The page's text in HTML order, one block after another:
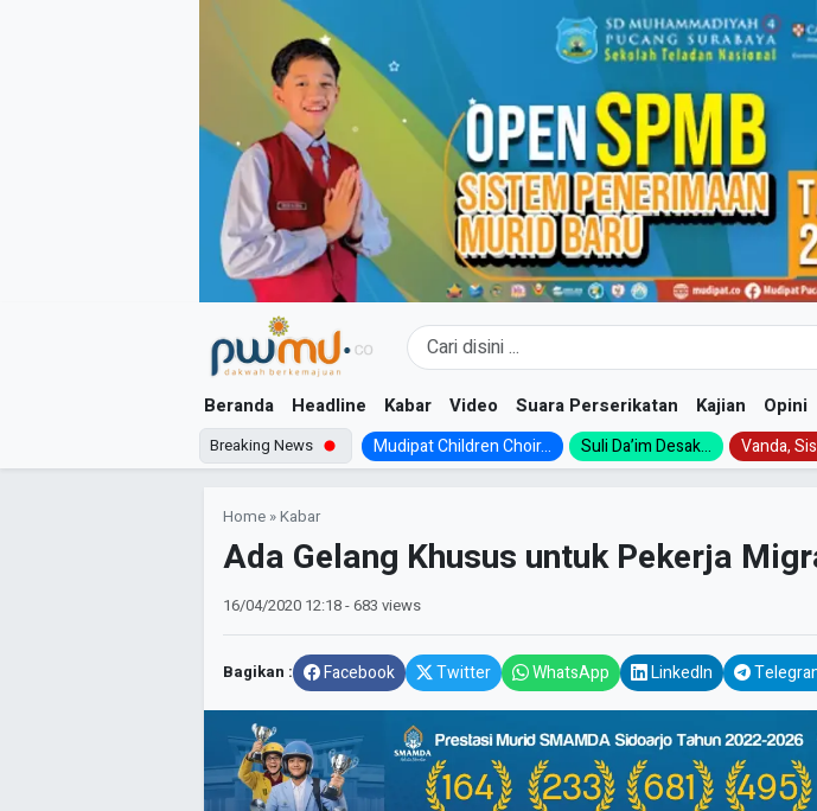
Beranda Headline Kabar Video Suara Perserikatan Kajian Opini
Breaking News Mudipat Children Choir... Suli Da’im Desak... Vanda,
Home »Kabar
Ada Gelang Khusus untuk Pekerja
16/04/2020 12:18- 683 views
Bagikan : Facebook Twitter WhatsApp LinkedIn